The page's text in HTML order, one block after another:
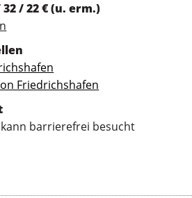
/ 22 € (u. erm.)
Friedrichshafen
barrierefrei besucht